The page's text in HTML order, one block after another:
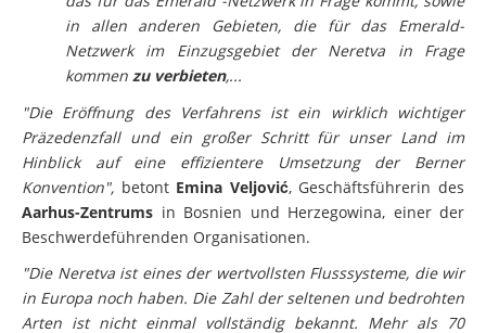
in allen anderen Gebieten, die für das Emerald-
Netzwerk im Einzugsgebiet der Neretva in Frage
kommenzu verbieten,...
Präzedenzfall und ein großer Schritt für unser Land im
Hinblick auf eine effizientere Umsetzung der Berner
Konvention",betont Emina Veljović, Geschäftsführerin des
Aarhus-Zentrumsin Bosnien und Herzegowina, einer der
Beschwerdeführenden Organisationen.
in Europa noch haben. Die Zahl der seltenen und bedrohten
Arten ist nicht einmal vollständig bekannt. Mehr als 70